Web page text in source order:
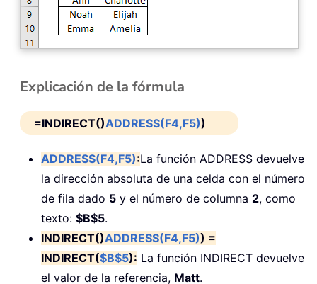
Explicación de la fórmula
=INDIRECT()ADDRESS(F4,F5))
ADDRESS(F4,F5):La función ADDRESS devuelve
la dirección absoluta de una celda con el número
de fila dado 5 y el número de columna 2, como
texto: $B$5.
INDIRECT()ADDRESS(F4,F5)) =
INDIRECT($B$5): La función INDIRECT devuelve
el valor de la referencia, Matt.